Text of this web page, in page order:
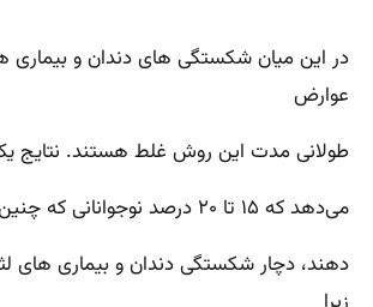
در این میان شکستگی های دندان و بیماری
عوارض
طولانی مدت این روش غلط هستند. نتایج
می‌دهد که ۱۵ تا ۲۰ درصد نوجوانانی که چنین کاری را انجام می
دهند، دچار شکستگی دندان و بیماری های